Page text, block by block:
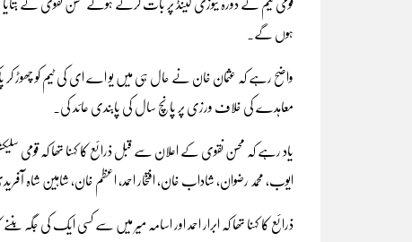
ہوں گے۔
واضح رہے کہ عثمان خان نے حال ہی میں یو اے ای کی ٹیم کو چھوڑ کر
معاہدے کی خلاف ورزی پر پانچ سال کی پابندی عائد کی۔
یاد رہے کہ محسن نقوی کے اعلان سے قبل ذرائع کا کہنا تھا کہ قومی
ایوب، محمد رضوان، شاداب خان، افتخار احمد، اعظم خان، شاہین شاہ
ذرائع کا کہنا تھا کہ ابرار احمد اور اسامہ میر میں سے کسی ایک